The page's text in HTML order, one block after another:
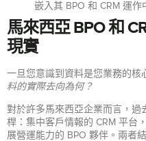
嵌入其 BPO 和 CRM 運作
馬來西亞 BPO 和
現實
一旦您意識到資料是您業務的核
料的實際去向為何？
對於許多馬來西亞企業而言，過
桿：集中客戶情報的 CRM 平台
展營運能力的 BPO 夥伴。兩者